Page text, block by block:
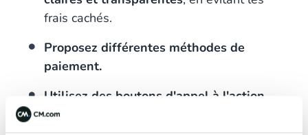
frais cachés.
Proposez différentes méthodes de
paiement.
Utilisez des boutons d'appel à l'action
clairs